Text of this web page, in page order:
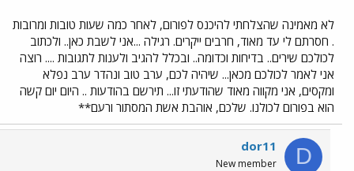
ך
לא מאמינה שהצלחתי להיכנס לפורום, לאחר כמה שעות טובות ומרובות
. חסרתם לי עד מאוד, חרבים ייקרים. רגילה ...אני לשבת כאן.. ולכתוב
לכולכם שירים.. בדיחות וכדומה.. ובכלל להגיב ולענות לתגובות .... רוצה
אני לאמר לכולכם מכאן... שיהיה לכם, ערב טוב ונהדר ערב נפלא
ומקסים, אני מקווה מאוד שהודעתי זו... תירשם בהודעות .. היום יום קשה
הוא בפורום לכולנו. שלכם, אוהבת אשת המסתור ורעם**
D
dor11
New member